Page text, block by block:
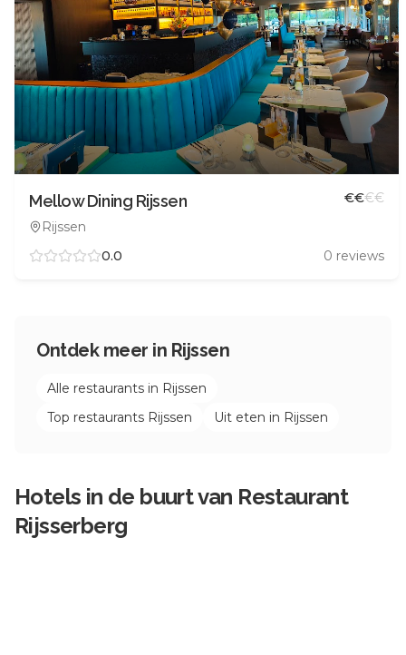
Mellow Dining Rijssen
Rijssen
€€€€
0.0 0 reviews
Ontdek meer in Rijssen
Alle restaurants in Rijssen
Top restaurants Rijssen Uit eten in Rijssen
Hotels in de buurt van Restaurant
Rijsserberg